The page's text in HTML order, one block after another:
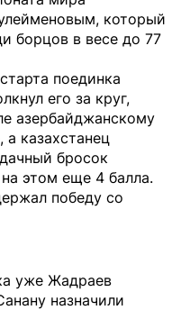
который
борцов в весе до 77
поединка
его за круг,
азербайджанскому
казахстанец
бросок
этом еще 4 балла.
победу со
уже Жадраев
назначили